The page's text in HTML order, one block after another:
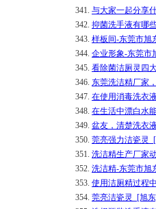
341. 与大家一起分享
342. 抑菌洗手液有哪
343. 样板间-东莞市旭
344. 企业形象-东莞市
345. 看除菌洁厕灵四
346. 东莞洗洁精厂家
347. 在使用消毒洗衣
348. 在生活中漂白水
349. 盆友，清楚洗衣
350. 莞亮强力洁瓷灵
351. 洗洁精生产厂家
352. 洗洁精-东莞市旭
353. 使用洁厕精过程
354. 莞亮洁瓷灵_[旭